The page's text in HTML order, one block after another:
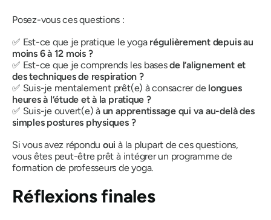
Posez-vous ces questions :
✅ Est-ce que je pratique le yoga régulièrement depuis au
moins 6 à 12 mois ?
✅ Est-ce que je comprends les basesde l’alignement et
des techniques de respiration ?
✅ Suis-je mentalement prêt(e) à consacrer de longues
heures à l’étude et à la pratique ?
✅ Suis-je ouvert(e) à un apprentissage qui va au-delà des
simples postures physiques ?
Si vous avez répondu oui à la plupart de ces questions,
vous êtes peut-être prêt à intégrer un programme de
formation de professeurs de yoga.
Réflexions finales